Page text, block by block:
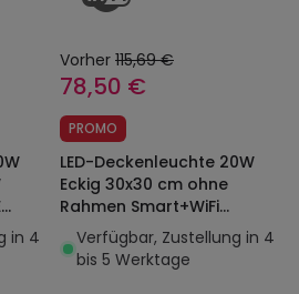
in 4
Vorher 115,69 €
78,50 €
PROMO
LED-Deckenleuchte 20W
Eckig 30x30 cm ohne
Rahmen Smart+WiFi
LEDVANCE 4058075484351
Verfügbar, Zustellung in 4
bis 5 Werktage